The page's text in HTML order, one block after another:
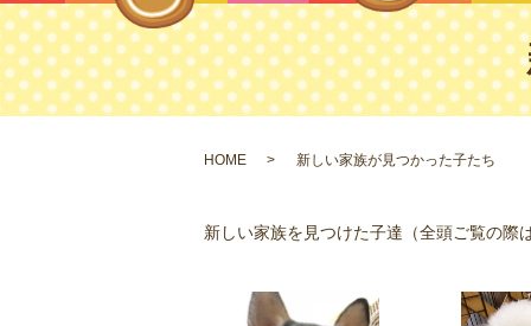
HOME 新しい家族が見つかった子たち
新しい家族を見つけた子達（全頭ご覧の際